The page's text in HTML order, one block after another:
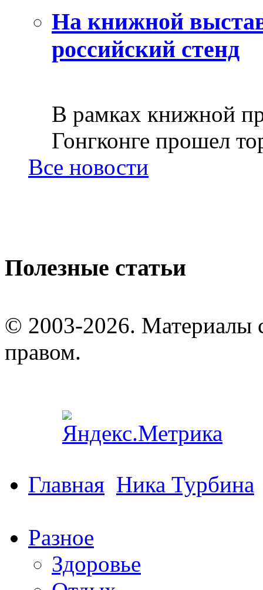
На книжной
российский стенд
В рамках книжной
Гонгконге прошел
Все новости
Полезные статьи
© 2003-2026. Материалы
правом.
Главная Ника Турбина
Разное
Здоровье